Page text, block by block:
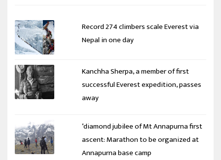
Record 274 climbers scale Everest via
Nepal in one day
Kanchha Sherpa, a member of first
successful Everest expedition, passes
away
‘diamond jubilee of Mt Annapurna first
ascent: Marathon to be organized at
Annapurna base camp